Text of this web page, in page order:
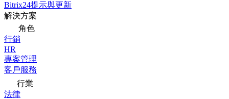
Bitrix24提示與更新
解決方案
角色
行銷
HR
專案管理
客戶服務
行業
法律